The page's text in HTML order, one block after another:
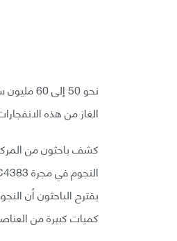
الغاز من هذه الانفجارات الكونية
النجوم في مجرة NGC4383.
يقترح الباحثون أن
كميات كبيرة من